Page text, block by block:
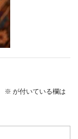
※ が付いている欄は